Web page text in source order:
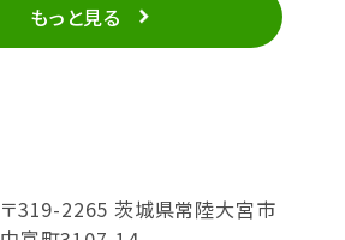
もっと見る
〒319-2265 茨城県常陸大宮市